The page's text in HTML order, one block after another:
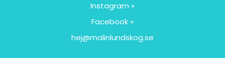
Instagram »
Facebook »
hej@malinlundskog.se